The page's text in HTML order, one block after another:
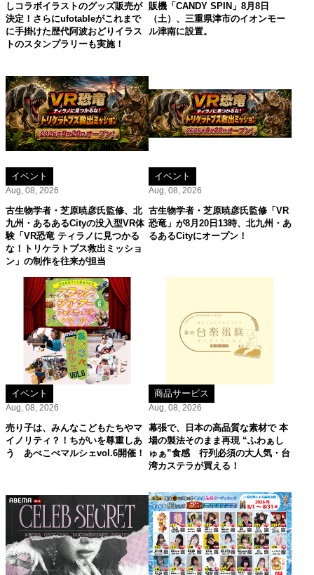
しコラボイラストのグッズ販売が
決定！さらにufotableがこれまで
に手掛けた歴代阿波おどりイラス
トのスタンプラリーも実施！
販機「CANDY SPIN」8月8日
（土）、三重県津市のイオンモー
ル津南に設置。
イベント
Aug, 08, 2026
古生物学者・芝原暁彦氏監修、北
九州・あるあるCityの没入型VR体
験「VR恐竜 ティラノに見つかる
な！トリケラトプス救出ミッショ
ン」の制作を往来が担当
イベント
Aug, 08, 2026
古生物学者・芝原暁彦氏監修「VR
恐竜」が8月20日13時、北九州・あ
るあるCityにオープン！
イベント
Aug, 08, 2026
売り子は、みんなこどもたちやマ
イノリティ？！ちがいを尊重しあ
う あべこべマルシェvol.6開催！
商品サービス
Aug, 08, 2026
幕張で、日本の高品質な素材で 本
場の製法そのまま再現 “ふわぁし
ゅぁ”食感 行列必須の大人気・台
湾カステラが買える！